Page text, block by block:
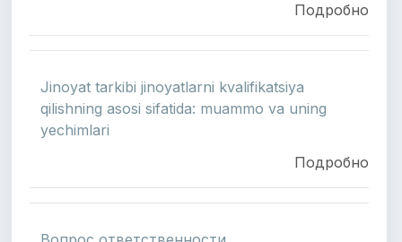
Подробно
Jinoyat tarkibi jinoyatlarni kvalifikatsiya
qilishning asosi sifatida: muammo va uning
yechimlari
Подробно